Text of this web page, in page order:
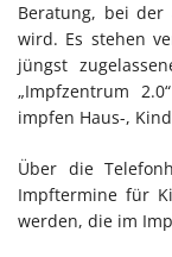
Beratung, bei der
wird. Es stehen
jüngst
„Impfzentrum
impfen Haus-,
Über die
Impftermine für
werden, die im